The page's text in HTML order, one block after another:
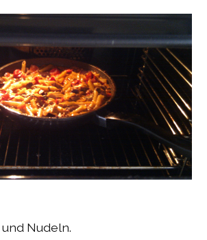
Nudeln.